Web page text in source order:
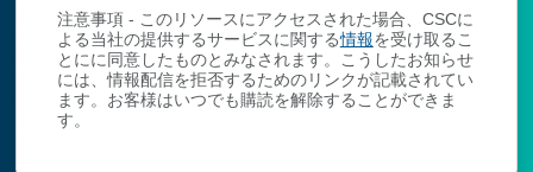
注意事項 - このリソースにアクセスされた場合、CSCに
よる当社の提供するサービスに関する情報を受け取るこ
とにに同意したものとみなされます。こうしたお知らせ
には、情報配信を拒否するためのリンクが記載されてい
ます。お客様はいつでも購読を解除することができま
す。